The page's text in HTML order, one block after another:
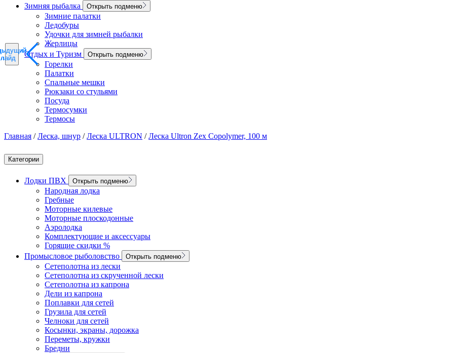
Зимняя рыбалка
Открыть подменю
Зимние палатки
Ледобуры
Удочки для зимней рыбалки
Жерлицы
Отдых и Туризм
Открыть подменю
Горелки
Палатки
Спальные мешки
Рюкзаки со стульями
Посуда
Термосумки
Термосы
Главная /Леска, шнур /Леска ULTRON /Леска Ultron Zex Copolymer, 100 м
Категории
Лодки ПВХ Открыть подменю
Народная лодка
Гребные
Моторные килевые
Моторные плоскодонные
Аэролодка
Комплектующие и аксессуары
Горящие скидки %
Промысловое рыболовство
Открыть подменю
Сетеполотна из лески
Сетеполотна из скрученной лески
Сетеполотна из капрона
Дели из капрона
Поплавки для сетей
Грузила для сетей
Челноки для сетей
Косынки, экраны, дорожка
Переметы, кружки
Бредни